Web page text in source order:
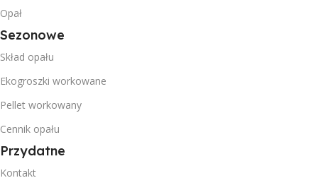
Opał
Sezonowe
Skład opału
Ekogroszki workowane
Pellet workowany
Cennik opału
Przydatne
Kontakt